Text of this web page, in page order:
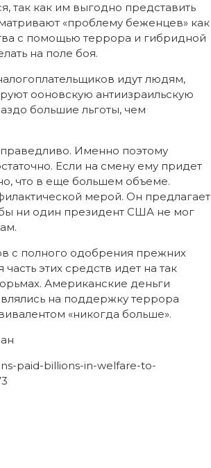
так как им выгодно представить
«проблему беженцев» как
с помощью террора и гибридной
на поле боя.
идут людям,
ооновскую антиизраильскую
большие льготы, чем
Именно поэтому
Если на смену ему придет
что в еще большем объеме.
мерой. Он предлагает
ни один президент США не мог
с полного одобрения прежних
этих средств идет на так
Американские деньги
на поддержку террора
«никогда больше».
paid-billions-in-welfare-to-